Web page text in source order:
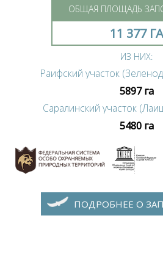
ОБЩАЯ ПЛОЩАДЬ
11 377 ГА
ИЗ НИХ:
Раифский участок
5897 га
Саралинский участок
5480 га
ПОДРОБНЕЕ О